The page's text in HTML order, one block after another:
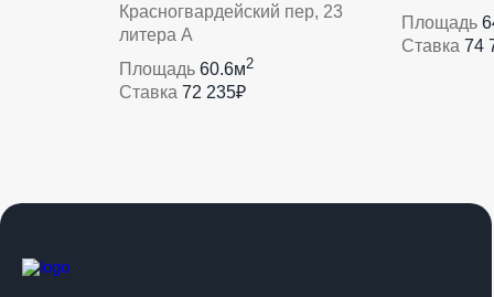
Красногвардейский пер, 23
литера А
Площадь 60.6м2
Ставка 72 235₽
Площадь
Ставка 74